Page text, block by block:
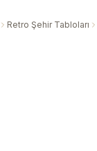
Retro Şehir Tabloları